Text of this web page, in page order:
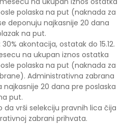
polaska na put (naknada za
deponuju najkasnije 20 dana
na put.
akontacija, ostatak do 15.12.
na ukupan iznos ostatka
polaska na put (naknada za
Administrativna zabrana
20 dana pre poslaska
put.
da vrši selekciju pravnih lica čija
zabrani prihvata.